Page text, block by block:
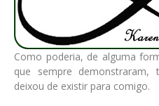
Como poderia, de alguma
que sempre
deixou de existir para comigo.